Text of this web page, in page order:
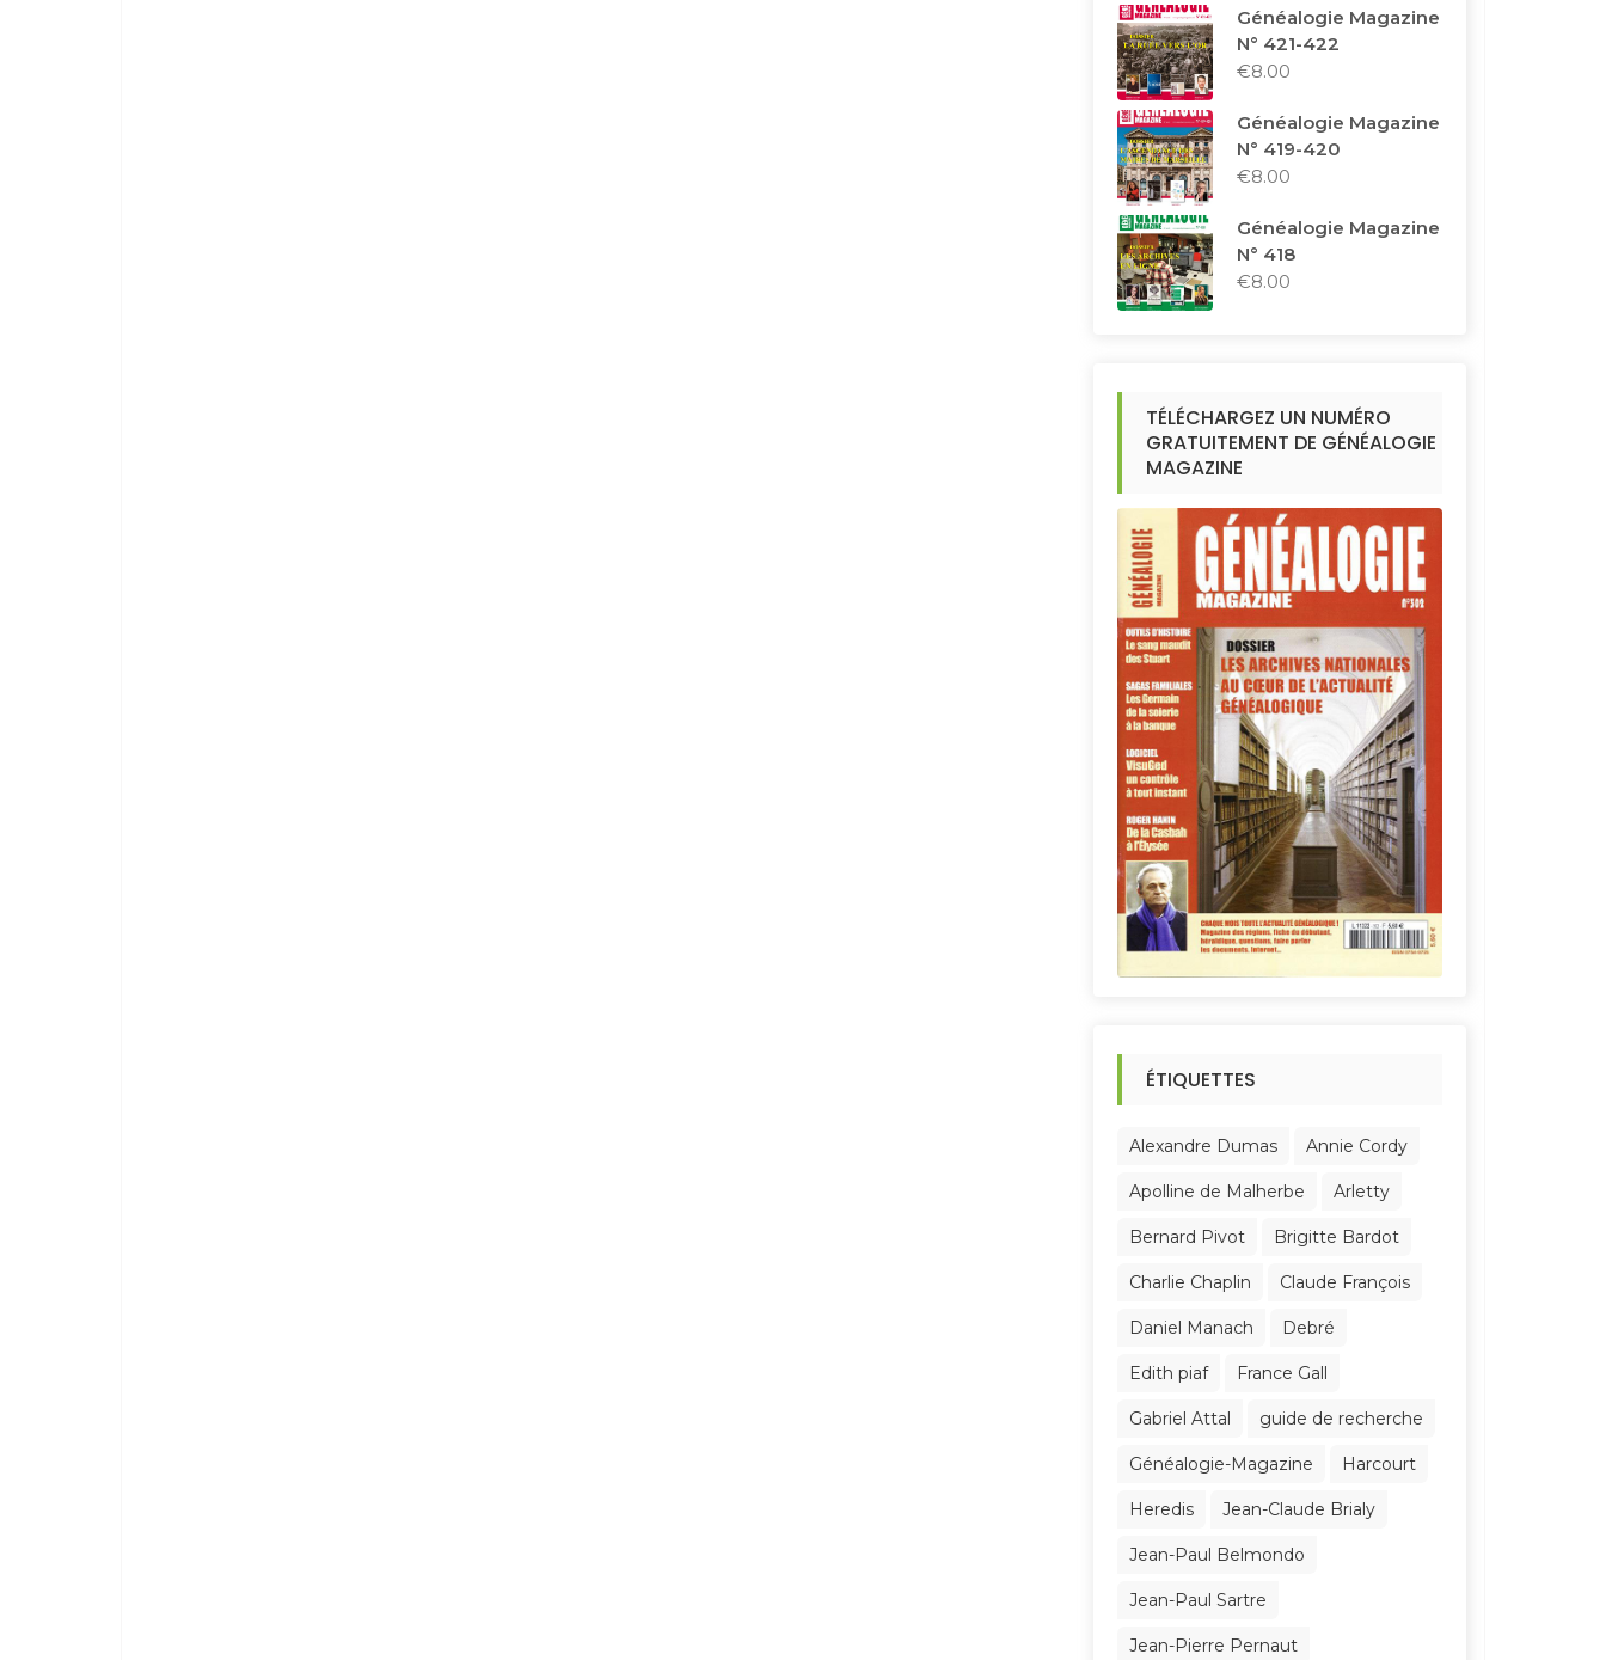
Généalogie Magazine
N° 421-422
€8.00
Généalogie Magazine
N° 419-420
€8.00
Généalogie Magazine
N° 418
€8.00
TÉLÉCHARGEZ UN NUMÉRO
GRATUITEMENT DE GÉNÉALOGIE
MAGAZINE
ÉTIQUETTES
Alexandre Dumas Annie Cordy
Apolline de Malherbe Arletty
Bernard Pivot Brigitte Bardot
Charlie Chaplin Claude François
Daniel Manach Debré
Edith piaf France Gall
Gabriel Attal guide de recherche
Généalogie-Magazine Harcourt
Heredis Jean-Claude Brialy
Jean-Paul Belmondo
Jean-Paul Sartre
Jean-Pierre Pernaut